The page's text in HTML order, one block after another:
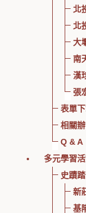
北
北
大
南
漢
張
表單
相關
Q & A
多元學習
史蹟
新
基